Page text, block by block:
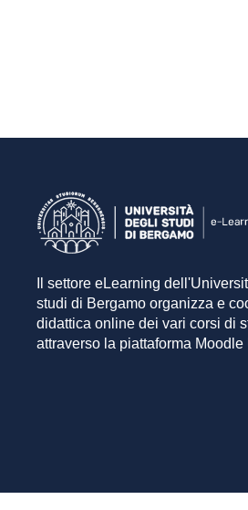
Il settore eLearning
studi di Bergamo organizza e
didattica online dei vari corsi di
attraverso la piattaforma Moodle